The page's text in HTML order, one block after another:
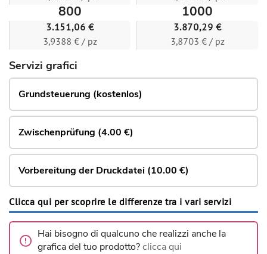
800
3.151,06 €
3,9388 € / pz
1000
3.870,29 €
3,8703 € / pz
Servizi grafici
Grundsteuerung (kostenlos)
Zwischenprüfung (4.00 €)
Vorbereitung der Druckdatei (10.00 €)
Clicca qui per scoprire le differenze tra i vari servizi
Hai bisogno di qualcuno che realizzi anche la
grafica del tuo prodotto?clicca qui